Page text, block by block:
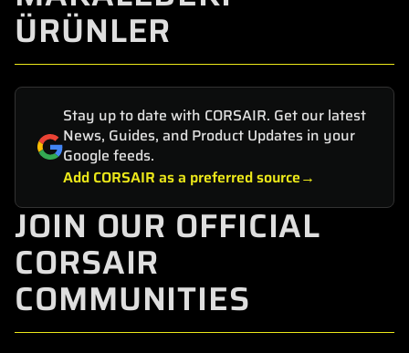
ÜRÜNLER
Stay up to date with CORSAIR. Get our latest
News, Guides, and Product Updates in your
Google feeds.
Add CORSAIR as a preferred source
JOIN OUR OFFICIAL
CORSAIR
COMMUNITIES